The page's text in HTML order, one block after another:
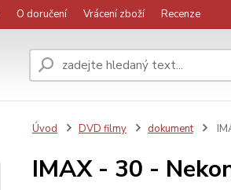
O doručení Vrácení zboží Recenze
Úvod DVD filmy dokument
IMAX - 30 -